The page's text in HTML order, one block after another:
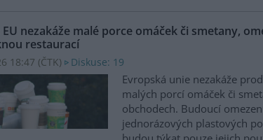
nezakáže malé porce omáček či smetany,
restaurací
18:47 (ČTK) Diskuse: 19
Evropská unie nezakáže
malých porcí omáček či
obchodech. Budoucí
jednorázových plastových